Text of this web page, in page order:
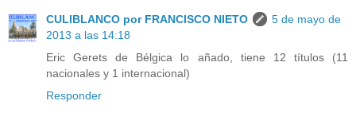
CULIBLANCO por FRANCISCO NIETO
5 de mayo de
2013 a las 14:18
Eric Gerets de Bélgica lo añado, tiene 12 títulos (11
nacionales y 1 internacional)
Responder